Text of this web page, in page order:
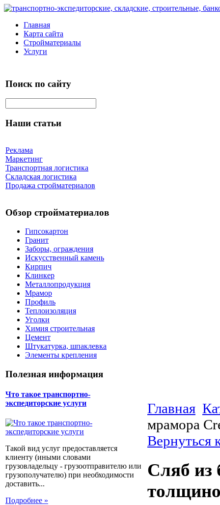
Главная
Карта сайта
Стройматериалы
Услуги
Поиск по сайту
Наши статьи
Реклама
Маркетинг
Транспортная логистика
Складская логистика
Продажа стройматериалов
Обзор стройматериалов
Гипсокартон
Гранит
Заборы, ограждения
Искусственный камень
Кирпич
Клинкер
Металлопродукция
Мрамор
Профиль
Теплоизоляция
Уголки
Химия строительная
Цемент
Штукатурка, шпаклевка
Элементы крепления
Полезная информация
Что такое транспортно-
экспедиторские услуги
Такой вид услуг предоставляется
клиенту (иными словами
грузовладельцу - грузоотправителю или
грузополучателю) при необходимости
доставить...
Подробнее »
Главная
мрамора
Вернуться
Сляб из